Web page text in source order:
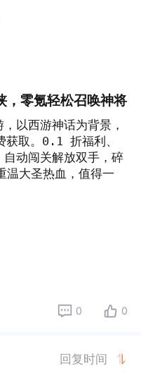
，零氪轻松召唤神将
以西游神话为背景，
获取。0.1 折福利、
动闯关解放双手，碎
温大圣热血，值得一
0 0
回复时间